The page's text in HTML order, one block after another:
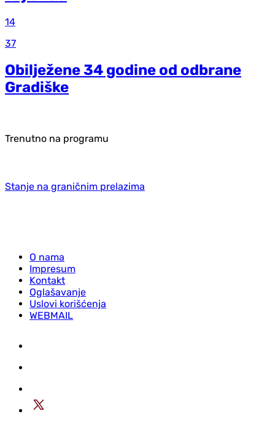
14
37
Obilježene 34 godine od odbrane
Gradiške
Trenutno na programu
Stanje na graničnim prelazima
O nama
Impresum
Kontakt
Oglašavanje
Uslovi korišćenja
WEBMAIL